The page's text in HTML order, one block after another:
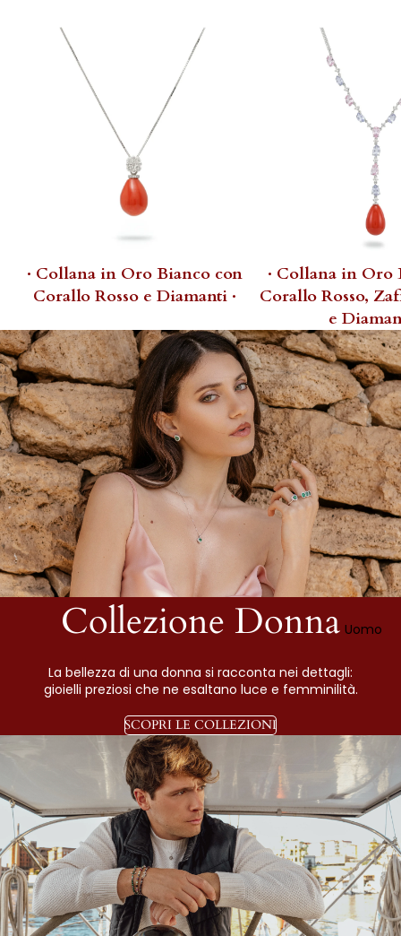
Uomo
· Collana in Oro Bianco con
Corallo Rosso e Diamanti ·
· Collana in Oro
Corallo Rosso,
e
Collezione Donna
La bellezza di una donna si racconta nei dettagli:
gioielli preziosi che ne esaltano luce e femminilità.
SCOPRI LE COLLEZIONI